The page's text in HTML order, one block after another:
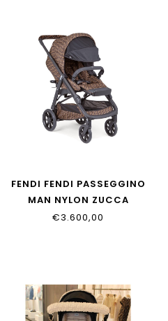
FENDI FENDI PASSEGGINO
MAN NYLON ZUCCA
ZUCCA
€3.600,00